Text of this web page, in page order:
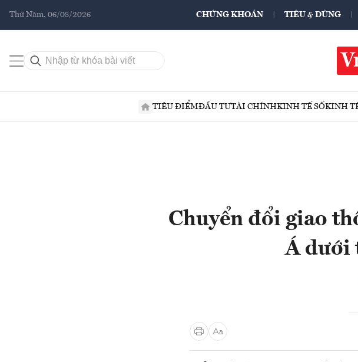
Thứ Năm, 06/08/2026 CHỨNG KHOÁN TIÊU & DÙNG
TIÊU ĐIỂMĐẦU TƯTÀI CHÍNHKINH TẾ SỐKINH
Chuyển đổi giao
Á dưới